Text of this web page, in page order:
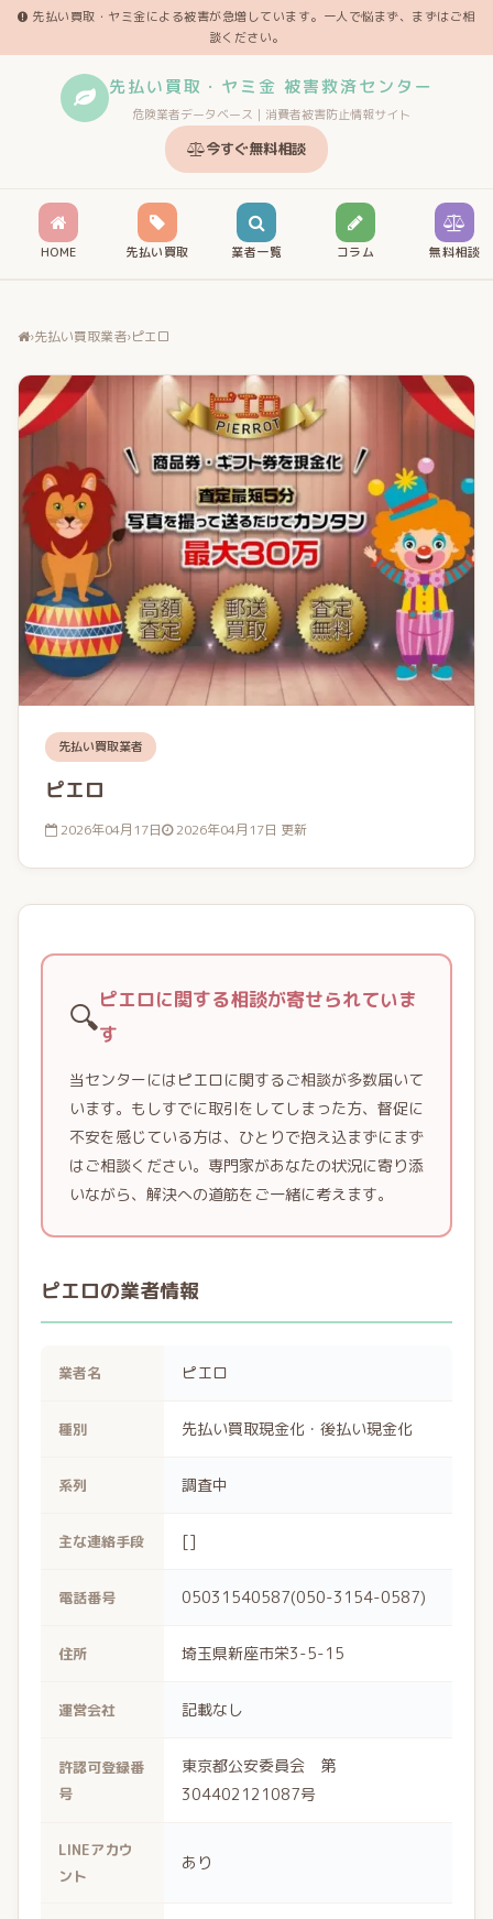
先払い買取・ヤミ金による被害が急増しています。一人で悩まず、まずはご相
談ください。
先払い買取・ヤミ金 被害救済センター
危険業者データベース｜消費者被害防止情報サイト
今すぐ無料相談
HOME 先払い買取 業者一覧 コラム 無料相談
›先払い買取業者›ピエロ
先払い買取業者
ピエロ
2026年04月17日 2026年04月17日 更新
🔍ピエロに関する相談が寄せられていま
す
当センターにはピエロに関するご相談が多数届いて
います。もしすでに取引をしてしまった方、督促に
不安を感じている方は、ひとりで抱え込まずにまず
はご相談ください。専門家があなたの状況に寄り添
いながら、解決への道筋をご一緒に考えます。
ピエロの業者情報
業者名 ピエロ
種別 先払い買取現金化・後払い現金化
系列 調査中
主な連絡手段 []
電話番号 05031540587(050-3154-0587)
住所 埼玉県新座市栄3-5-15
運営会社 記載なし
許認可登録番
号
東京都公安委員会 第
304402121087号
LINEアカウ
ント
あり